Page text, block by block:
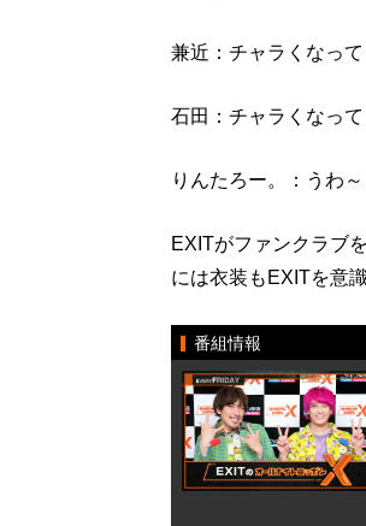
兼近：チャラくなって
石田：チャラくなって
りんたろー。：うわ～
EXITがファンクラブ
には衣装もEXITを意
番組情報